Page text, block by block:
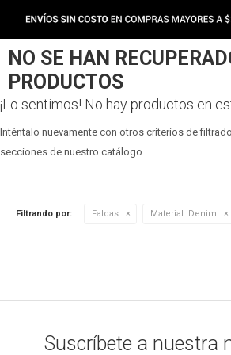
NO SE HAN
PRODUCTOS
¡Lo sentimos! No hay productos en
Inténtalo nuevamente con otros criterios de
secciones de nuestro catálogo.
Filtrando por: Faldas Material: Denim
Suscríbete a nuestra